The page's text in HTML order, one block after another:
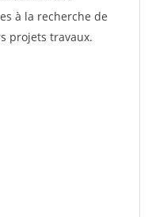
à la recherche de
projets travaux.